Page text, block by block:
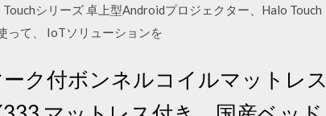
シリーズ 卓上型Androidプロジェクター、Halo Touch
って、 IoTソリューションを
ーク付ボンネルコイルマットレス